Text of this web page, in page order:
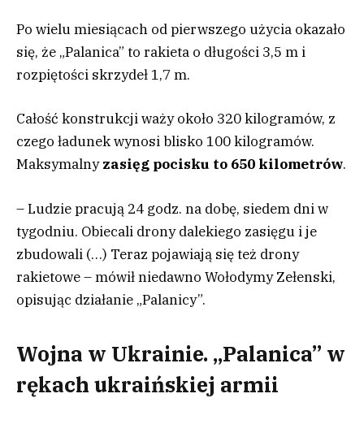
Po wielu miesiącach od pierwszego użycia okazało
się, że „Palanica” to rakieta o długości 3,5 m i
rozpiętości skrzydeł 1,7 m.
Całość konstrukcji waży około 320 kilogramów, z
czego ładunek wynosi blisko 100 kilogramów.
Maksymalnyzasięg pocisku to 650 kilometrów.
– Ludzie pracują 24 godz. na dobę, siedem dni w
tygodniu. Obiecali drony dalekiego zasięgu i je
zbudowali (…) Teraz pojawiają się też drony
rakietowe – mówił niedawno Wołodymy Zełenski,
opisując działanie „Palanicy”.
Wojna w Ukrainie. „Palanica” w
rękach ukraińskiej armii